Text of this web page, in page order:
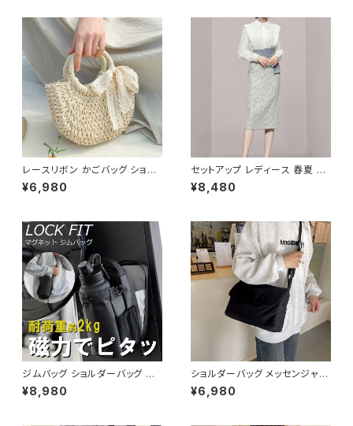
L対応 C-OSS0172
レースリボン かごバッグ ショル
ダーバッグ レディース 韓国風
春夏 ナチュラルスタイル リゾー
¥6,980
セットアップ レディース 春夏 秋
冬 春 夏 秋 冬 ブラウス タイトス
カート セット ドレス 長袖 ストラ
ウスシャツ シャツ ミモレ丈スカ
ート ひざ丈スカート ワンピース
風 デート きれいめ 韓国 ファッ
ション ブラック OL オフィスカジ
ュアル 結婚式 パーティー お呼
ばれ 10代 20代 30代 40代 C
-WAW1038
¥8,480
ジムバッグ ショルダーバッグ ボ
ディバッグ マグネット メンズ レ
ディース バッグ ボトルホルダー
¥8,980
ショルダーバッグ メッセンジャー
バッグ 韓国バッグ レディース 斜
めがけ 軽量 シンプル 大容量 可
¥6,980